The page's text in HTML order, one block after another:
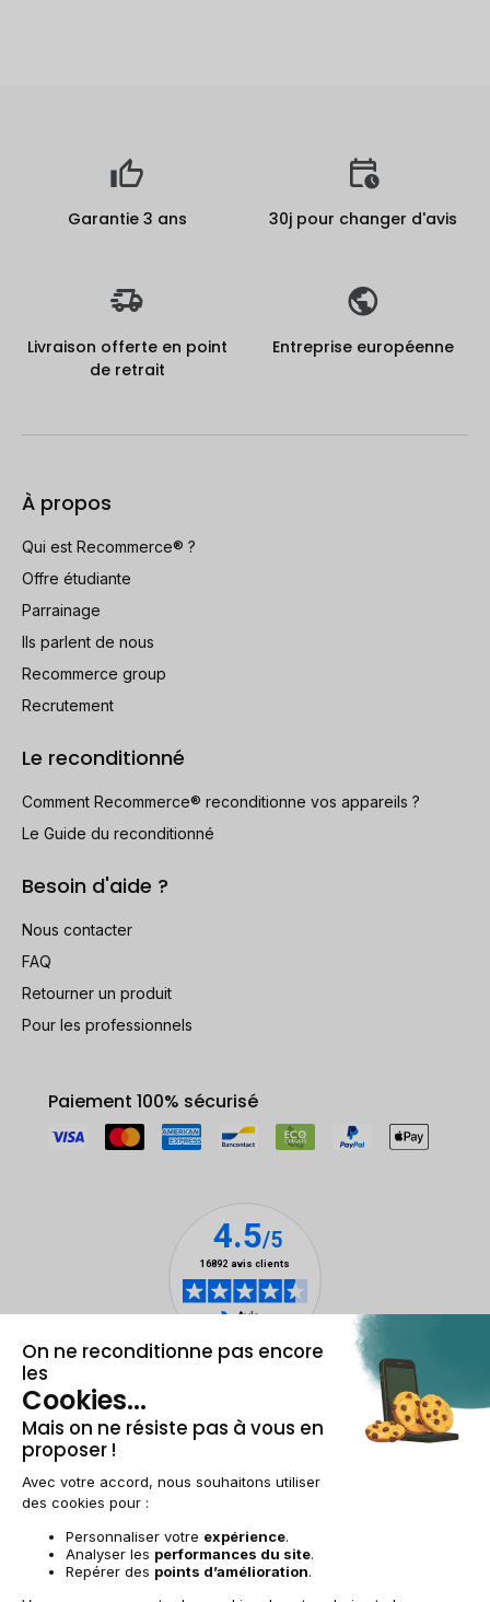
Garantie 3 ans 30j pour changer d'avis
Livraison offerte en point
de retrait
Entreprise européenne
À propos
Qui est Recommerce® ?
Offre étudiante
Parrainage
Ils parlent de nous
Recommerce group
Recrutement
Le reconditionné
Comment Recommerce® reconditionne vos appareils ?
Le Guide du reconditionné
Besoin d'aide ?
Nous contacter
FAQ
Retourner un produit
Pour les professionnels
Paiement 100% sécurisé
Mentions légales & CGU
Conditions générales de venteDonnées personnelles
AccessibilitéPlan du site